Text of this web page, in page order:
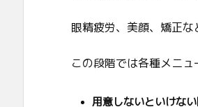
眼精疲労、美顔、矯正な
この段階では各種メニュ
用意しないといけな